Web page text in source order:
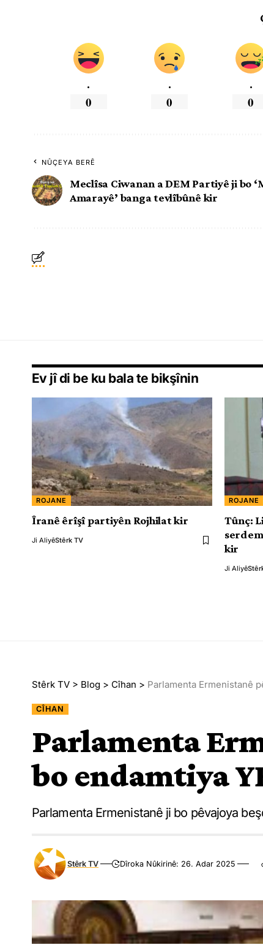
.
0
.
0
.
0
NÛÇEYA BERÊ
Meclîsa Ciwanan a DEM Partiyê ji bo
Amarayê’ banga tevlîbûnê kir
Ev jî di be ku bala te bikşînin
ROJANE
Îranê êrîşî partiyên Rojhilat kir
Ji AliyêStêrk TV
ROJANE
Tûnç:
kir
Ji Aliyê
Stêrk TV > Blog > Cîhan > Parlamenta Ermenistanê
CÎHAN
Parlamenta
bo endamtiya
Parlamenta Ermenistanê ji bo pêvajoya
Stêrk TV Dîroka Nûkirinê: 26. Adar 2025